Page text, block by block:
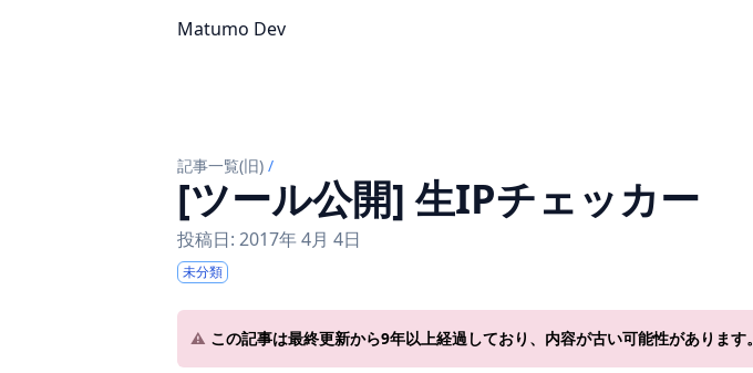
Matumo Dev
記事一覧(旧) /
[ツール公開] 生IPチェッカー
投稿日: 2017年 4月 4日
未分類
⚠️ この記事は最終更新から9年以上経過しており、内容が古い可能性があります。